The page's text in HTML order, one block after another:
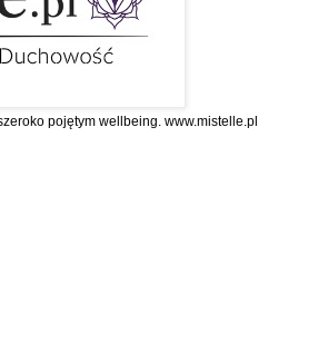
pojętym wellbeing. www.mistelle.pl